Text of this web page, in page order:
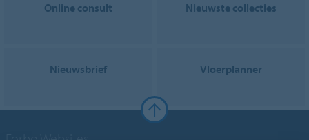
Online consult Nieuwste collecties
Nieuwsbrief Vloerplanner